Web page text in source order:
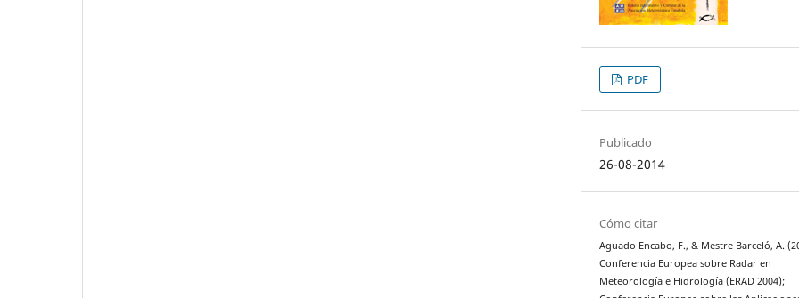
PDF
Publicado
26-08-2014
Cómo citar
Aguado Encabo, F., & Mestre Barceló, A.
Conferencia Europea sobre Radar en
Meteorología e Hidrología (ERAD 2004);